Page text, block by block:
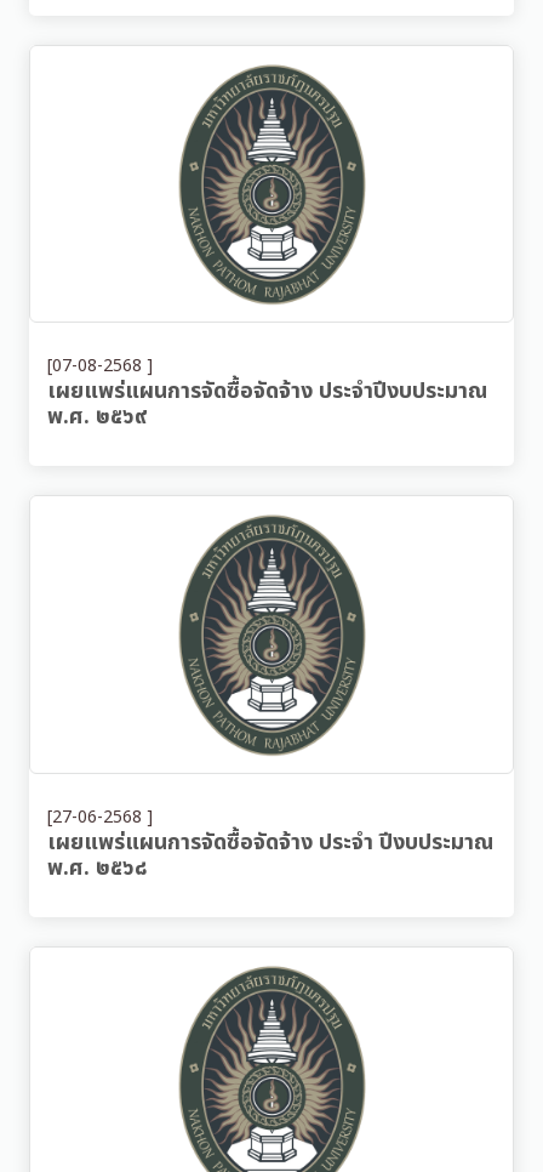
[07-08-2568 ]
เผยแพร่แผนการจัดซื้อจัดจ้าง ประจำปีงบประมาณ
พ.ศ. ๒๕๖๙
[27-06-2568 ]
เผยแพร่แผนการจัดซื้อจัดจ้าง ประจำ ปีงบประมาณ
พ.ศ. ๒๕๖๘